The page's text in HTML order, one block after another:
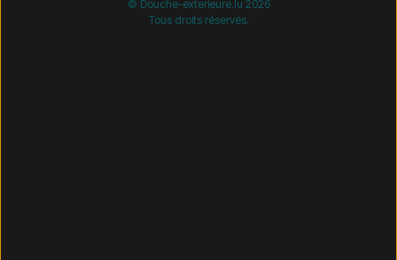
© Douche-exterieure.lu 2026
Tous droits réservés.